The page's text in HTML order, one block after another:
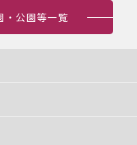
・公園等一覧